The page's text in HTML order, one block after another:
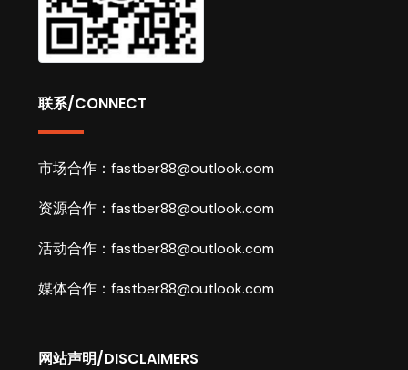
联系/CONNECT
市场合作： fastber88@outlook.com
资源合作： fastber88@outlook.com
活动合作： fastber88@outlook.com
媒体合作： fastber88@outlook.com
网站声明/DISCLAIMERS